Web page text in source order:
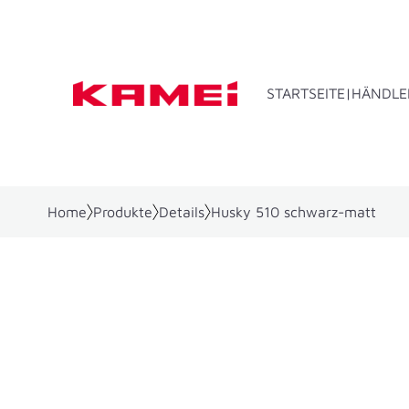
STARTSEITE
Home Produkte Details Husky 510 schwarz-matt